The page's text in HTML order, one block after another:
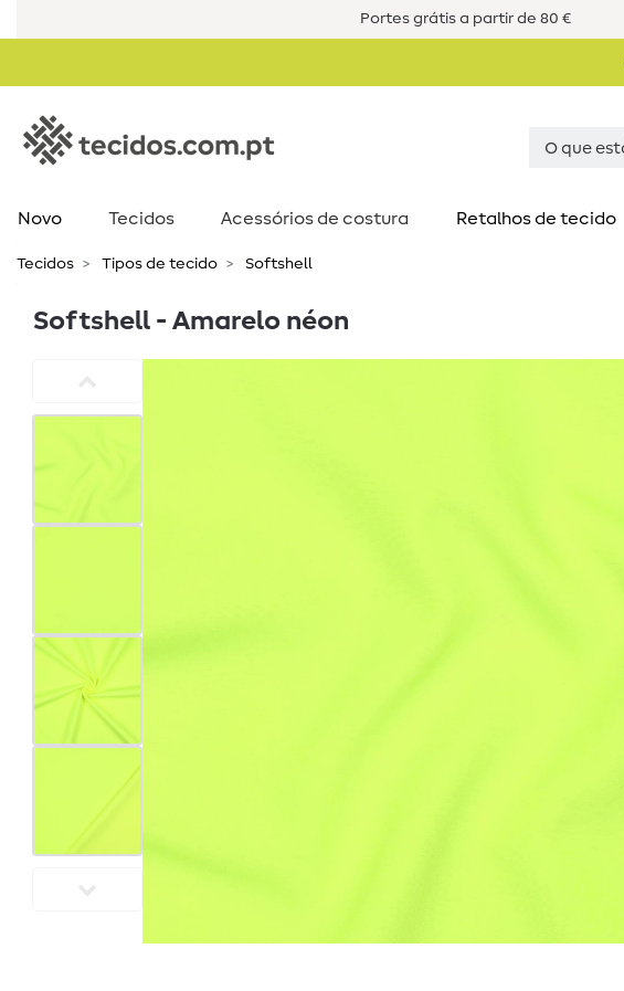
Portes grátis a partir de 80 €
Novo Tecidos Acessórios de costura​ Retalhos de tecido
Tecidos Tipos de tecido Softshell
Softshell - Amarelo néon